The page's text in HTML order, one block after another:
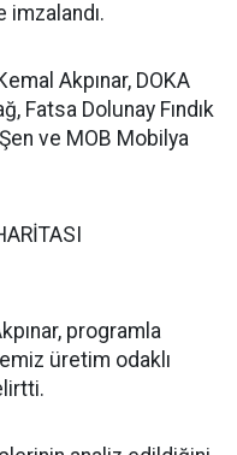
imzalandı.
Akpınar, DOKA
Fatsa Dolunay Fındık
ve MOB Mobilya
programla
üretim odaklı